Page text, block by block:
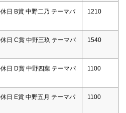
日 B賞 中野二乃 テーマパ
1210
日 C賞 中野三玖 テーマパ
1540
日 D賞 中野四葉 テーマパ
1100
日 E賞 中野五月 テーマパ
1100